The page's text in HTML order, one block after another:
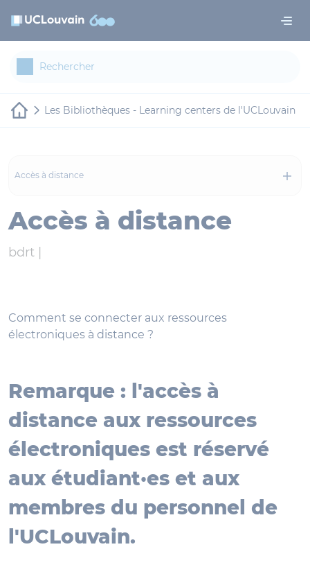
Les Bibliothèques - Learning centers de l'UCLouvain
Accès à distance
Accès à distance
bdrt |
Comment se connecter aux ressources
électroniques à distance ?
Remarque : l'accès à
distance aux ressources
électroniques est réservé
aux étudiant·es et aux
membres du personnel de
l'UCLouvain.